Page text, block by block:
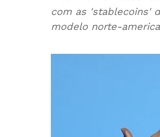
com as 'stablecoins'
modelo norte-